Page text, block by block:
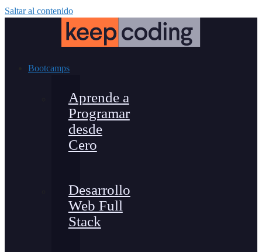
Saltar al contenido
Bootcamps
Aprende a
Programar
desde
Cero
Desarrollo
Web Full
Stack